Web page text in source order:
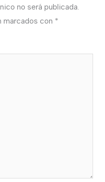
no será publicada.
marcados con *